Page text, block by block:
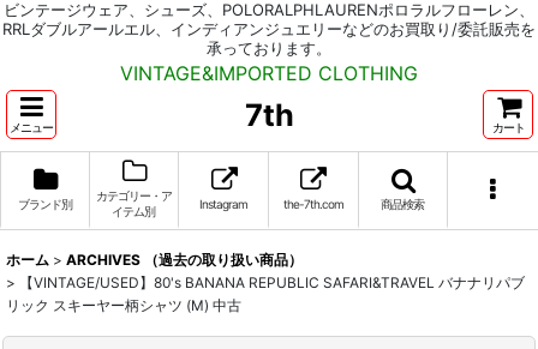
ビンテージウェア、シューズ、POLORALPHLAURENポロラルフローレン、
RRLダブルアールエル、インディアンジュエリーなどのお買取り/委託販売を
承っております。
VINTAGE&IMPORTED CLOTHING
メニュー 7th カート
ブランド別
カテゴリー・ア
イテム別
Instagram the-7th.com 商品検索
ホーム > ARCHIVES （過去の取り扱い商品）
>
【VINTAGE/USED】80's BANANA REPUBLIC SAFARI&TRAVEL バナナリパブ
リック スキーヤー柄シャツ (M) 中古